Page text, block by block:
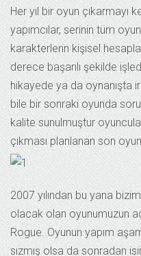
Her yıl bir oyun çıkarmayı
yapımcılar, serinin tüm
karakterlerin kişisel
derece başarılı şekilde
hikayede ya da oynanışta
bile bir sonraki oyunda
kalite sunulmuştur
çıkması planlanan son
2007 yılından bu yana
olacak olan oyunumuzun
Rogue. Oyunun yapım
sızmış olsa da sonradan